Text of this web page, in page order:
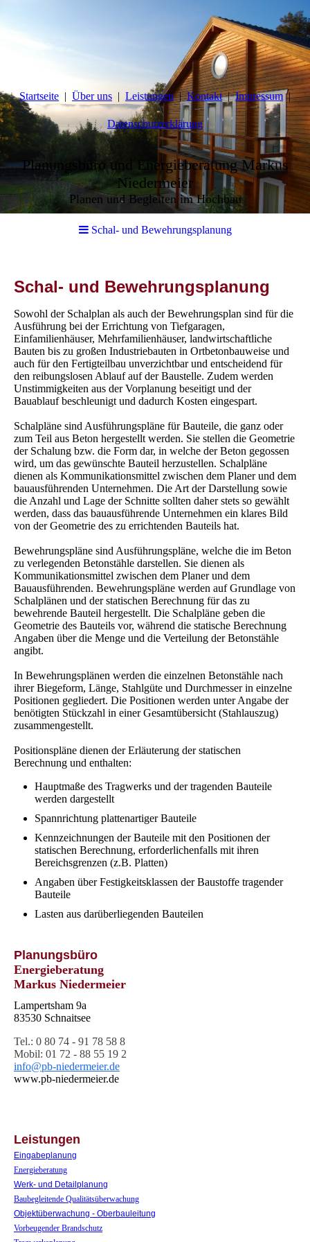
Startseite Über uns Leistungen Kontakt Impressum
Datenschutzerklärung
Planungsbüro und Energieberatung Markus
Niedermeier
Planen und Begleiten im Hochbau
Schal- und Bewehrungsplanung
Schal- und Bewehrungsplanung
Sowohl der Schalplan als auch der Bewehrungsplan sind für die
Ausführung bei der Errichtung von Tiefgaragen,
Einfamilienhäuser, Mehrfamilienhäuser, landwirtschaftliche
Bauten bis zu großen Industriebauten in Ortbetonbauweise und
auch für den Fertigteilbau unverzichtbar und entscheidend für
den reibungslosen Ablauf auf der Baustelle. Zudem werden
Unstimmigkeiten aus der Vorplanung beseitigt und der
Bauablauf beschleunigt und dadurch Kosten eingespart.
Schalpläne sind Ausführungspläne für Bauteile, die ganz oder
zum Teil aus Beton hergestellt werden. Sie stellen die Geometrie
der Schalung bzw. die Form dar, in welche der Beton gegossen
wird, um das gewünschte Bauteil herzustellen. Schalpläne
dienen als Kommunikationsmittel zwischen dem Planer und dem
bauausführenden Unternehmen. Die Art der Darstellung sowie
die Anzahl und Lage der Schnitte sollten daher stets so gewählt
werden, dass das bauausführende Unternehmen ein klares Bild
von der Geometrie des zu errichtenden Bauteils hat.
Bewehrungspläne sind Ausführungspläne, welche die im Beton
zu verlegenden Betonstähle darstellen. Sie dienen als
Kommunikationsmittel zwischen dem Planer und dem
Bauausführenden. Bewehrungspläne werden auf Grundlage von
Schalplänen und der statischen Berechnung für das zu
bewehrende Bauteil hergestellt. Die Schalpläne geben die
Geometrie des Bauteils vor, während die statische Berechnung
Angaben über die Menge und die Verteilung der Betonstähle
angibt.
In Bewehrungsplänen werden die einzelnen Betonstähle nach
ihrer Biegeform, Länge, Stahlgüte und Durchmesser in einzelne
Positionen gegliedert. Die Positionen werden unter Angabe der
benötigten Stückzahl in einer Gesamtübersicht (Stahlauszug)
zusammengestellt.
Positionspläne dienen der Erläuterung der statischen
Berechnung und enthalten:
Hauptmaße des Tragwerks und der tragenden Bauteile
werden dargestellt
Spannrichtung plattenartiger Bauteile
Kennzeichnungen der Bauteile mit den Positionen der
statischen Berechnung, erforderlichenfalls mit ihren
Bereichsgrenzen (z.B. Platten)
Angaben über Festigkeitsklassen der Baustoffe tragender
Bauteile
Lasten aus darüberliegenden Bauteilen
Planungsbüro
Energieberatung
Markus Niedermeier
Lampertsham 9a
83530 Schnaitsee
Tel.: 0 80 74 - 91 78 58 8
Mobil: 01 72 - 88 55 19 2
info@pb-niedermeier.de
www.pb-niedermeier.de
Leistungen
Eingabeplanung
Energieberatung
Werk- und Detailplanung
Baubegleitende Qualitätsüberwachung
Objektüberwachung - Oberbauleitung
Vorbeugender Brandschutz